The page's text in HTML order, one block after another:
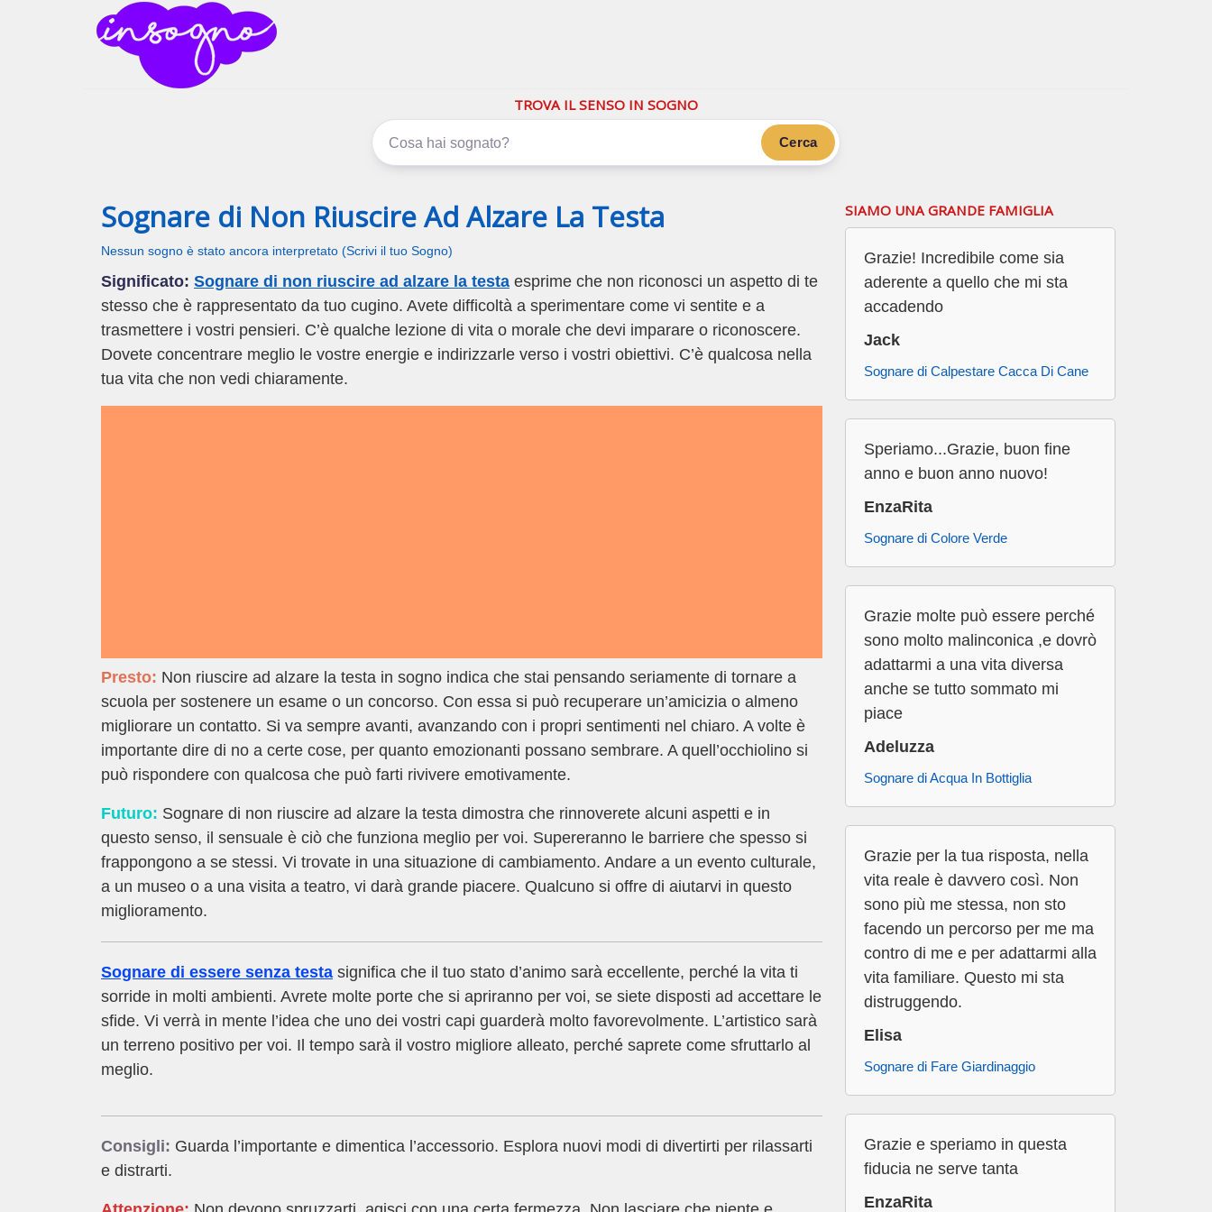
TROVA IL SENSO IN SOGNO
Cerca
Sognare di Non Riuscire Ad Alzare La Testa
Nessun sogno è stato ancora interpretato (Scrivi il tuo Sogno)
Significato: Sognare di non riuscire ad alzare la testa esprime che non riconosci un aspetto di te
stesso che è rappresentato da tuo cugino. Avete difficoltà a sperimentare come vi sentite e a
trasmettere i vostri pensieri. C’è qualche lezione di vita o morale che devi imparare o riconoscere.
Dovete concentrare meglio le vostre energie e indirizzarle verso i vostri obiettivi. C’è qualcosa nella
tua vita che non vedi chiaramente.
Presto: Non riuscire ad alzare la testa in sogno indica che stai pensando seriamente di tornare a
scuola per sostenere un esame o un concorso. Con essa si può recuperare un’amicizia o almeno
migliorare un contatto. Si va sempre avanti, avanzando con i propri sentimenti nel chiaro. A volte è
importante dire di no a certe cose, per quanto emozionanti possano sembrare. A quell’occhiolino si
può rispondere con qualcosa che può farti rivivere emotivamente.
Futuro: Sognare di non riuscire ad alzare la testa dimostra che rinnoverete alcuni aspetti e in
questo senso, il sensuale è ciò che funziona meglio per voi. Supereranno le barriere che spesso si
frappongono a se stessi. Vi trovate in una situazione di cambiamento. Andare a un evento culturale,
a un museo o a una visita a teatro, vi darà grande piacere. Qualcuno si offre di aiutarvi in questo
miglioramento.
Sognare di essere senza testa significa che il tuo stato d’animo sarà eccellente, perché la vita ti
sorride in molti ambienti. Avrete molte porte che si apriranno per voi, se siete disposti ad accettare le
sfide. Vi verrà in mente l’idea che uno dei vostri capi guarderà molto favorevolmente. L’artistico sarà
un terreno positivo per voi. Il tempo sarà il vostro migliore alleato, perché saprete come sfruttarlo al
meglio.
Consigli: Guarda l’importante e dimentica l’accessorio. Esplora nuovi modi di divertirti per rilassarti
e distrarti.
SIAMO UNA GRANDE FAMIGLIA
Grazie! Incredibile come sia
aderente a quello che mi sta
accadendo
Jack
Sognare di Calpestare Cacca Di Cane
Speriamo...Grazie, buon fine
anno e buon anno nuovo!
EnzaRita
Sognare di Colore Verde
Grazie molte può essere perché
sono molto malinconica ,e dovrò
adattarmi a una vita diversa
anche se tutto sommato mi
piace
Adeluzza
Sognare di Acqua In Bottiglia
Grazie per la tua risposta, nella
vita reale è davvero così. Non
sono più me stessa, non sto
facendo un percorso per me ma
contro di me e per adattarmi alla
vita familiare. Questo mi sta
distruggendo.
Elisa
Sognare di Fare Giardinaggio
Grazie e speriamo in questa
fiducia ne serve tanta
EnzaRita